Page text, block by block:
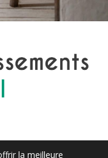
la meilleure